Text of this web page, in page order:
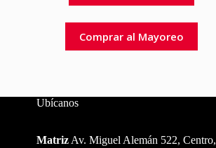
Comprar al Mayoreo
Ubícanos
MatrizAv. Miguel Alemán 522, Centro,